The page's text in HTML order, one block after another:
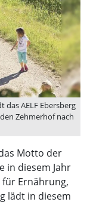
das AELF Ebersberg
Zehmerhof nach
Motto der
in diesem Jahr
Ernährung,
lädt in diesem